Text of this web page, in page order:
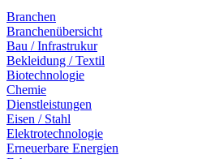
Branchen
Branchenübersicht
Bau / Infrastrukur
Bekleidung / Textil
Biotechnologie
Chemie
Dienstleistungen
Eisen / Stahl
Elektrotechnologie
Erneuerbare Energien